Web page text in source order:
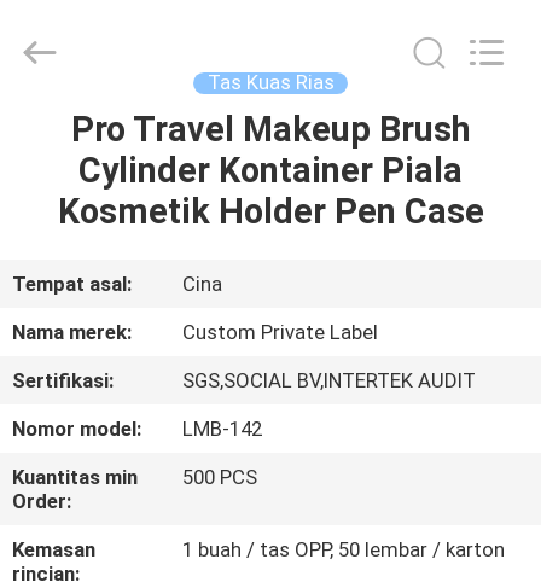
RUMAH
PRODUK
TENTANG
KAMI
TUR
PABRIK
KONTROL
KUALITAS
Tas Kuas Rias
Pro Travel Makeup Brush
Cylinder Kontainer Piala
Kosmetik Holder Pen Case
Tempat asal:
Cina
Nama merek:
Custom Private Label
Sertifikasi:
SGS,SOCIAL BV,INTERTEK AUDIT
Nomor model:
LMB-142
Kuantitas min
Order:
500 PCS
Kemasan
rincian:
1 buah / tas OPP, 50 lembar / karton